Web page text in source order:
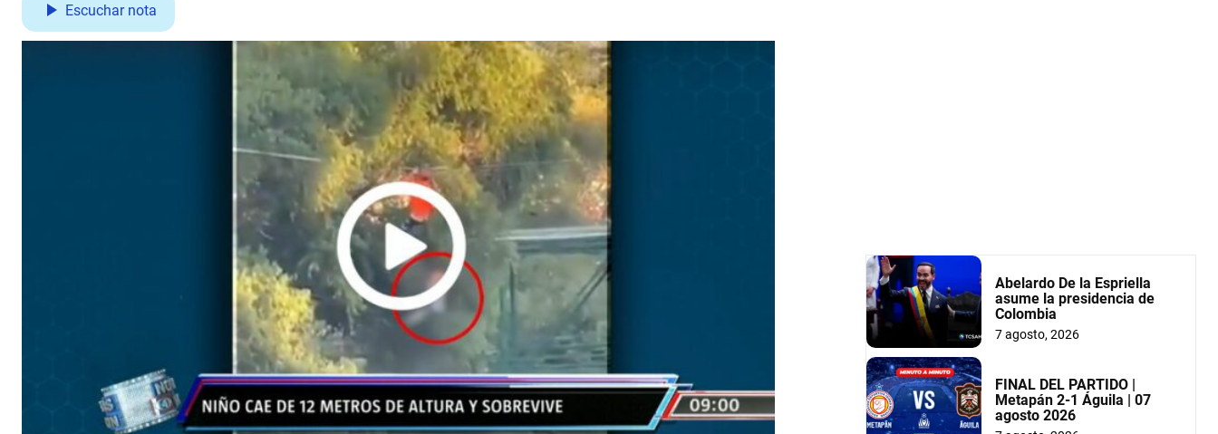
Escuchar nota
Abelardo De la Espriella
asume la presidencia de
Colombia
7 agosto, 2026
FINAL DEL PARTIDO |
Metapán 2-1 Águila | 07
agosto 2026